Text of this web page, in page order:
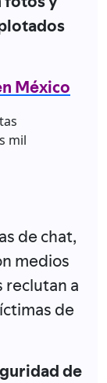
México
mil
de chat,
medios
reclutan a
de
de